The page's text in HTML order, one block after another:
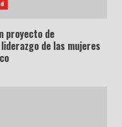
proyecto de
de las mujeres